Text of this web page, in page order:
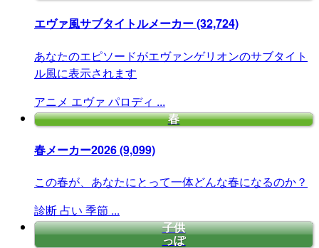
エヴァ風サブタイトルメーカー(32,724)
あなたのエピソードがエヴァンゲリオンのサブタイト
ル風に表示されます
アニメ エヴァ パロディ ...
春
春メーカー2026(9,099)
この春が、あなたにとって一体どんな春になるのか？
診断 占い 季節 ...
子供
っぽ